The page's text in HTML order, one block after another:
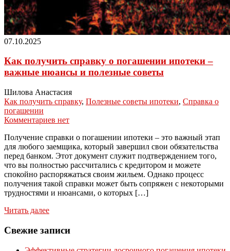
07.10.2025
Как получить справку о погашении ипотеки –
важные нюансы и полезные советы
Шилова Анастасия
Как получить справку, Полезные советы ипотеки, Справка о
погашении
Комментариев нет
Получение справки о погашении ипотеки – это важный этап
для любого заемщика, который завершил свои обязательства
перед банком. Этот документ служит подтверждением того,
что вы полностью рассчитались с кредитором и можете
спокойно распоряжаться своим жильем. Однако процесс
получения такой справки может быть сопряжен с некоторыми
трудностями и нюансами, о которых […]
Читать далее
Свежие записи